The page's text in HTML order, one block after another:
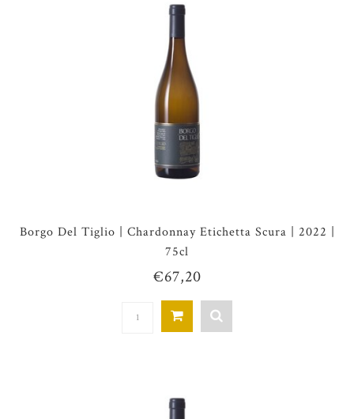
Borgo Del Tiglio | Chardonnay Etichetta Scura | 2022 |
75cl
€67,20